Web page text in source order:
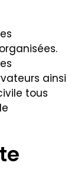
ainsi
tous